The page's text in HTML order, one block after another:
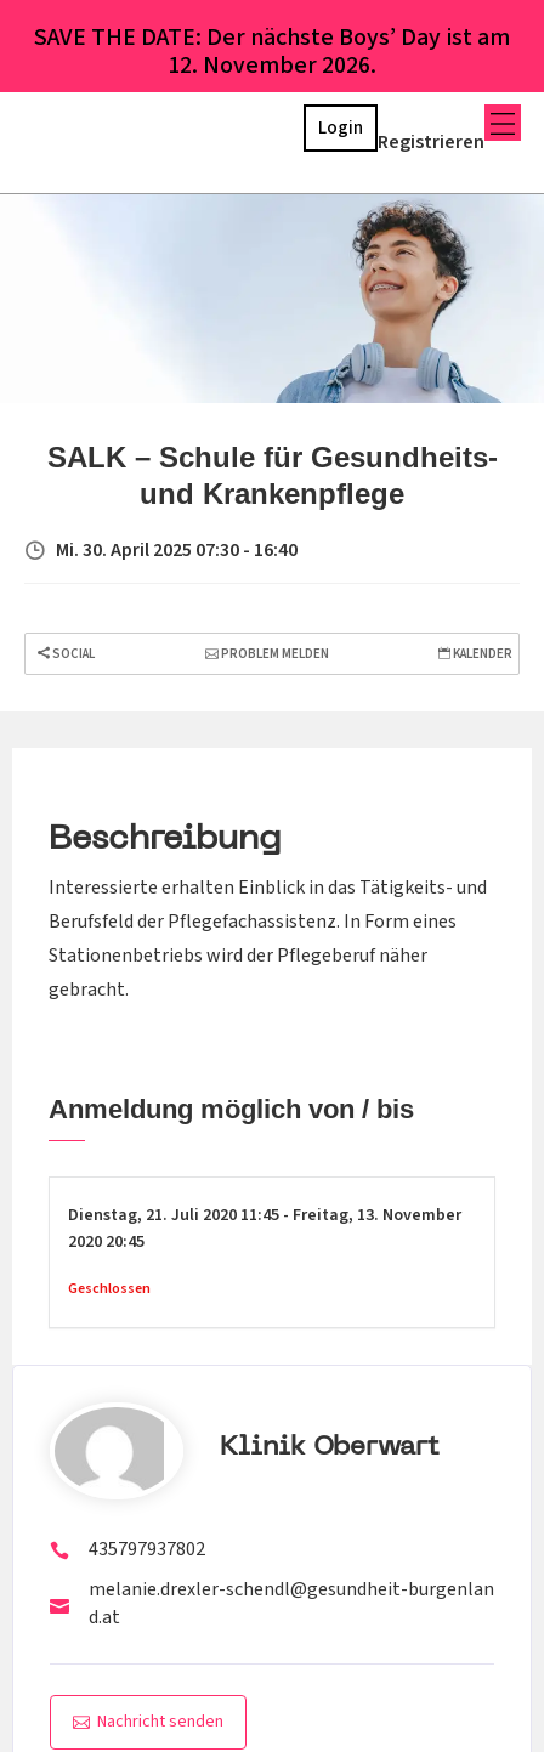
SAVE THE DATE: Der nächste Boys’ Day ist am
12. November 2026.
Registrieren
Login
SALK – Schule für Gesundheits-
und Krankenpflege
Mi. 30. April 2025 07:30 - 16:40
SOCIAL PROBLEM MELDEN KALENDER
Beschreibung
Interessierte erhalten Einblick in das Tätigkeits- und
Berufsfeld der Pflegefachassistenz. In Form eines
Stationenbetriebs wird der Pflegeberuf näher
gebracht.
Anmeldung möglich von / bis
Dienstag, 21. Juli 2020 11:45 - Freitag, 13. November
2020 20:45
Geschlossen
Klinik Oberwart
435797937802
melanie.drexler-schendl@gesundheit-burgenlan
d.at
Nachricht senden